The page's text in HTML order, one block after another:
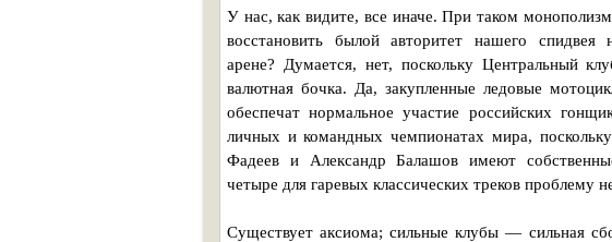
У нас, как видите, все иначе. При таком
восстановить былой авторитет нашего спидвея
арене? Думается, нет, поскольку Центральный
валютная бочка. Да, закупленные ледовые
обеспечат нормальное участие российских
личных и командных чемпионатах мира,
Фадеев и Александр Балашов имеют
четыре для гаревых классических треков проблему
Существует аксиома; сильные клубы — сильная